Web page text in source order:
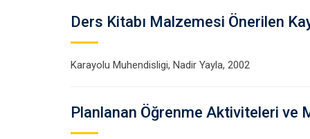
Ders Kitabı Malzemesi Önerilen
Karayolu Muhendisligi, Nadir Yayla, 2002
Planlanan Öğrenme Aktiviteleri ve